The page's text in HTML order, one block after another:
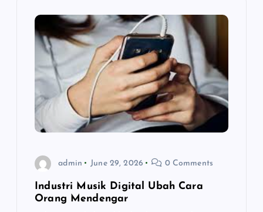
admin June 29, 2026 0 Comments
Industri Musik Digital Ubah Cara
Orang Mendengar